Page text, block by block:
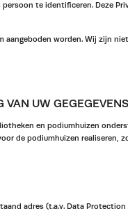
te identificeren. Deze
worden. Wij zijn
VAN UW
en podiumhuizen
de podiumhuizen
adres (t.a.v. Data